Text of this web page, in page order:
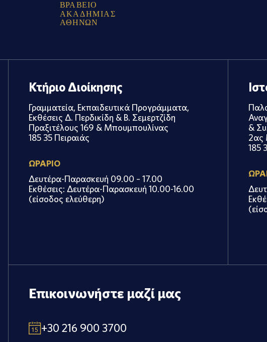
ΒΡΑ ΒΕΙΟ
ΑΚΑ ΔΗΜΙΑ Σ
ΑΘΗΝΩΝ
Κτήριο Διοίκησης
Γραμματεία, Εκπαιδευτικά Προγράμματα,
Εκθέσεις Δ. Περδικίδη & Β. Σεμερτζίδη
Πραξιτέλους 169 & Μπουμπουλίνας
185 35 Πειραιάς
ΩΡΑΡΙΟ
Δευτέρα-Παρασκευή 09.00 – 17.00
Εκθέσεις: Δευτέρα-Παρασκευή 10.00-16.00
(είσοδος ελεύθερη)
&
2ας
185
Επικοινωνήστε μαζί μας
+30 216 900 3700